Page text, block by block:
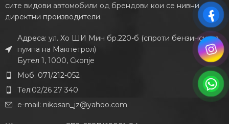
сите видови автомобили од брендови кои се нивни
директни производители.
Адреса: ул. Хо ШИ Мин бр.220-б (спроти бензинската
пумпа на Макпетрол)
Бутел 1, 1000, Скопје
Моб: 071/212-052
Тел:02/26 27 340
e-mail: nikosan_jz@yahoo.com